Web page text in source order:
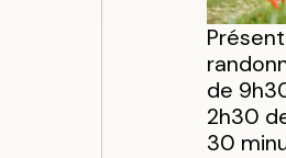
de
2h30
30